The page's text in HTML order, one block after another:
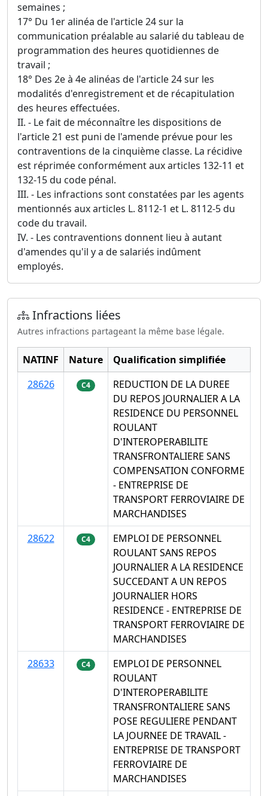
semaines ;
17° Du 1er alinéa de l'article 24 sur la
communication préalable au salarié du tableau de
programmation des heures quotidiennes de
travail ;
18° Des 2e à 4e alinéas de l'article 24 sur les
modalités d'enregistrement et de récapitulation
des heures effectuées.
II. - Le fait de méconnaître les dispositions de
l'article 21 est puni de l'amende prévue pour les
contraventions de la cinquième classe. La récidive
est réprimée conformément aux articles 132-11 et
132-15 du code pénal.
III. - Les infractions sont constatées par les agents
mentionnés aux articles L. 8112-1 et L. 8112-5 du
code du travail.
IV. - Les contraventions donnent lieu à autant
d'amendes qu'il y a de salariés indûment
employés.
Infractions liées
Autres infractions partageant la même base légale.
NATINF Nature
Qualification simplifiée
28626
C4
REDUCTION DE LA DUREE
DU REPOS JOURNALIER A LA
RESIDENCE DU PERSONNEL
ROULANT
D'INTEROPERABILITE
TRANSFRONTALIERE SANS
COMPENSATION CONFORME
- ENTREPRISE DE
TRANSPORT FERROVIAIRE DE
MARCHANDISES
28622
C4
EMPLOI DE PERSONNEL
ROULANT SANS REPOS
JOURNALIER A LA RESIDENCE
SUCCEDANT A UN REPOS
JOURNALIER HORS
RESIDENCE - ENTREPRISE DE
TRANSPORT FERROVIAIRE DE
MARCHANDISES
28633
C4
EMPLOI DE PERSONNEL
ROULANT
D'INTEROPERABILITE
TRANSFRONTALIERE SANS
POSE REGULIERE PENDANT
LA JOURNEE DE TRAVAIL -
ENTREPRISE DE TRANSPORT
FERROVIAIRE DE
MARCHANDISES